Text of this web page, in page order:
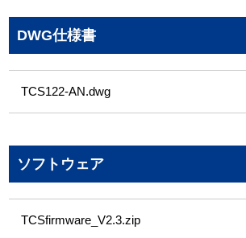
DWG仕様書
TCS122-AN.dwg
ソフトウェア
TCSfirmware_V2.3.zip